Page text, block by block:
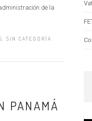
de la
, SIN CATEGORÍA
PANAMÁ